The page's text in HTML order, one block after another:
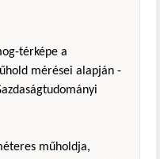
térképe a
mérései alapján -
műholdja,